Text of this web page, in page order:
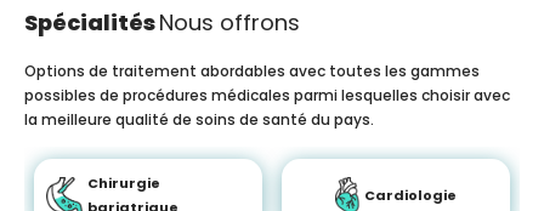
SpécialitésNous offrons
Options de traitement abordables avec toutes les gammes
possibles de procédures médicales parmi lesquelles choisir avec
la meilleure qualité de soins de santé du pays.
Chirurgie
Cardiologie